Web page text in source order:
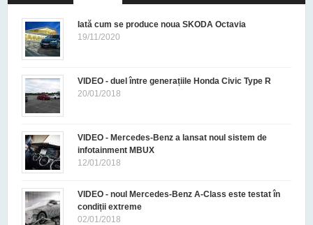
Iată cum se produce noua SKODA Octavia
19/11/2020
VIDEO - duel între generațiile Honda Civic Type R
20/01/2018
VIDEO - Mercedes-Benz a lansat noul sistem de
infotainment MBUX
12/01/2018
VIDEO - noul Mercedes-Benz A-Class este testat în
condiții extreme
02/01/2018